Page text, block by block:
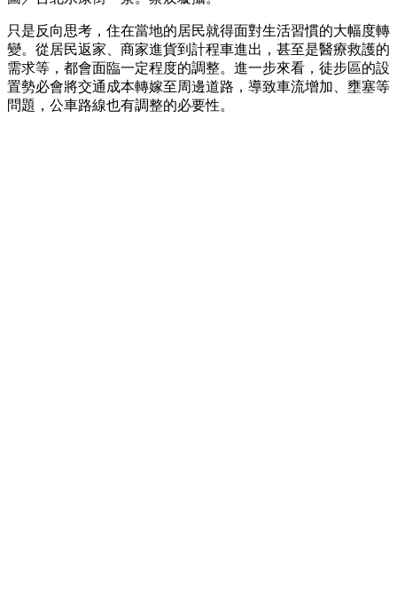
只是反向思考，住在當地的居民就得面對生活習慣的大幅度轉
變。從居民返家、商家進貨到計程車進出，甚至是醫療救護的
需求等，都會面臨一定程度的調整。進一步來看，徒步區的設
置勢必會將交通成本轉嫁至周邊道路，導致車流增加、壅塞等
問題，公車路線也有調整的必要性。